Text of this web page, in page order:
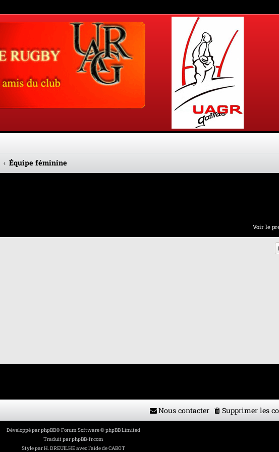
Équipe féminine
Voir le
Supprimer les
Nous contacter
Développé parphpBB® Forum Software © phpBB Limited
Traduit parphpBB-fr.com
Style parH. DREUILHE avec l'aide de CABOT